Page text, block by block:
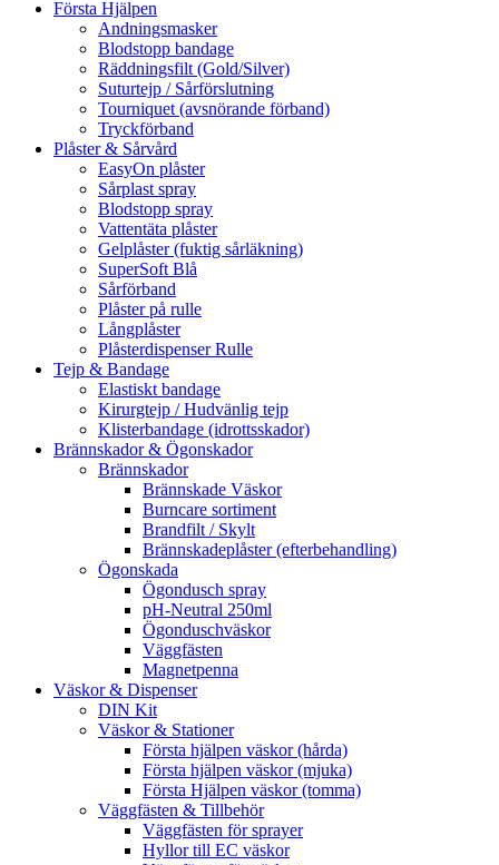
Första Hjälpen
Andningsmasker
Blodstopp bandage
Räddningsfilt (Gold/Silver)
Suturtejp / Sårförslutning
Tourniquet (avsnörande förband)
Tryckförband
Plåster & Sårvård
EasyOn plåster
Sårplast spray
Blodstopp spray
Vattentäta plåster
Gelplåster (fuktig sårläkning)
SuperSoft Blå
Sårförband
Plåster på rulle
Långplåster
Plåsterdispenser Rulle
Tejp & Bandage
Elastiskt bandage
Kirurgtejp / Hudvänlig tejp
Klisterbandage (idrottsskador)
Brännskador & Ögonskador
Brännskador
Brännskade Väskor
Burncare sortiment
Brandfilt / Skylt
Brännskadeplåster (efterbehandling)
Ögonskada
Ögondusch spray
pH-Neutral 250ml
Ögonduschväskor
Väggfästen
Magnetpenna
Väskor & Dispenser
DIN Kit
Väskor & Stationer
Första hjälpen väskor (hårda)
Första hjälpen väskor (mjuka)
Första Hjälpen väskor (tomma)
Väggfästen & Tillbehör
Väggfästen för sprayer
Hyllor till EC väskor